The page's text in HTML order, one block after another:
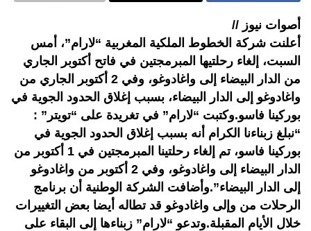
أصوات نيوز //
أعلنت شركة الخطوط الملكية المغربية “لارام”، أمس
السبت، إلغاء رحلتيها المبرمجتين في فاتح أكتوبر الجاري
من الدار البيضاء إلى واغادوغو، وفي 2 أكتوبر الجاري من
واغادوغو إلى الدار البيضاء، بسبب إغلاق الحدود الجوية في
بوركينا فاسو.وكتبت “لارام” في تغريدة على “تويتر” :
“نبلغ زبناءنا الكرام أنه بسبب إغلاق الحدود الجوية في
بوركينا فاسو، تم إلغاء رحلتينا المبرمجتين في 1 أكتوبر من
الدار البيضاء إلى واغادوغو، وفي 2 أكتوبر من واغادوغو
إلى الدار البيضاء”.وأضافت الشركة الوطنية أن برنامج
الرحلات من وإلى واغادوغو قد تطاله أيضا بعض التغييرات
خلال الأيام المقبلة.وتدعو “لارام” زبناءها إلى البقاء على